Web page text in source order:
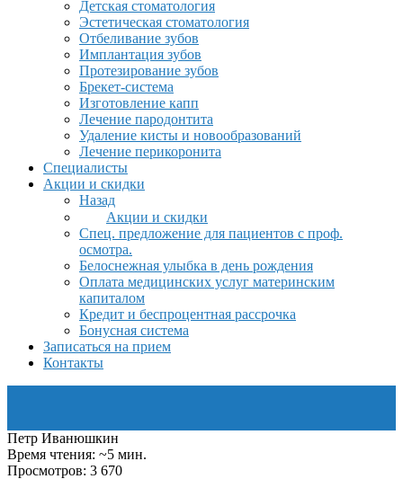
Детская стоматология
Эстетическая стоматология
Отбеливание зубов
Имплантация зубов
Протезирование зубов
Брекет-система
Изготовление капп
Лечение пародонтита
Удаление кисты и новообразований
Лечение перикоронита
Специалисты
Акции и скидки
Назад
Акции и скидки
Спец. предложение для пациентов с проф.
осмотра.
Белоснежная улыбка в день рождения
Оплата медицинских услуг материнским
капиталом
Кредит и беспроцентная рассрочка
Бонусная система
Записаться на прием
Контакты
Петр Иванюшкин
Время чтения: ~5 мин.
Просмотров: 3 670